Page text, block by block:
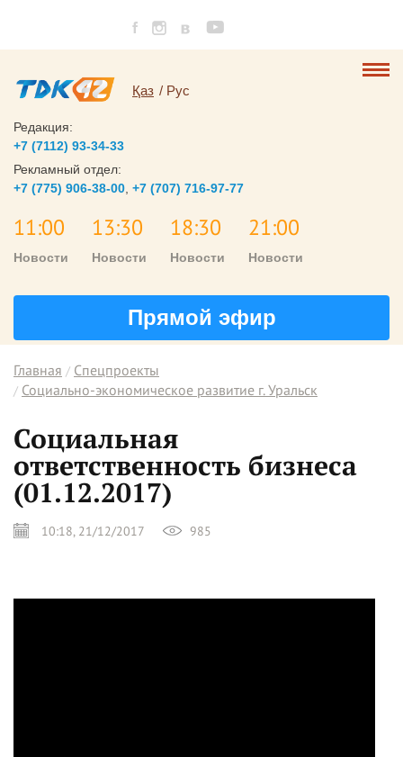
Қаз Рус
Редакция:
+7 (7112) 93-34-33
Рекламный отдел:
+7 (775) 906-38-00 +7 (707) 716-97-77
11:00
Новости
13:30
Новости
18:30
Новости
21:00
Новости
Прямой эфир
Главная
Спецпроекты
Социально-экономическое развитие г. Уральск
Социальная
ответственность бизнеса
(01.12.2017)
10:18, 21/12/2017 985